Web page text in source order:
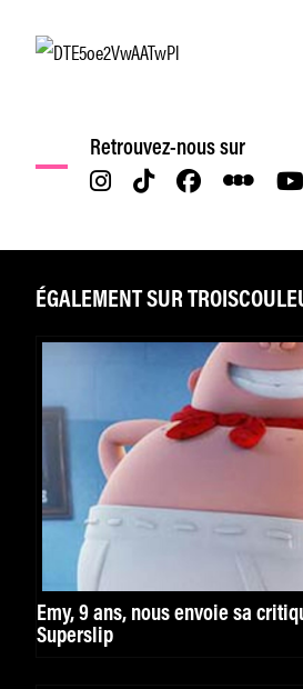
Retrouvez-nous sur
ÉGALEMENT SUR
Emy, 9 ans, nous envoie sa
Superslip